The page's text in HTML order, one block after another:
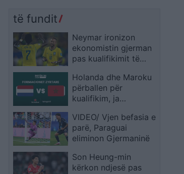
të fundit
Neymar ironizon
ekonomistin gjerman
pas kualifikimit të
në Botërorin e
ardhshëm
Holanda dhe Maroku
përballen për
kualifikim, ja
VIDEO/ Vjen befasia e
parë, Paraguai
eliminon Gjermaninë
Son Heung-min
kërkon ndjesë pas